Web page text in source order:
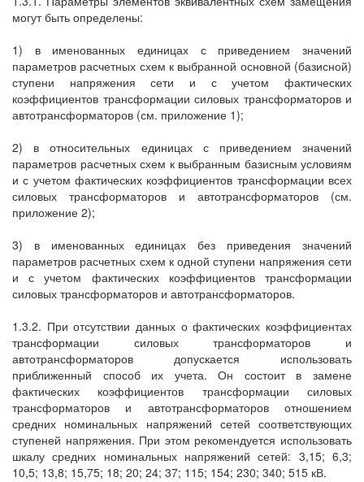
могут быть определены:
1) в именованных единицах с приведением значений
параметров расчетных схем к выбранной основной (базисной)
ступени напряжения сети и с учетом фактических
коэффициентов трансформации силовых трансформаторов и
автотрансформаторов (см. приложение 1);
2) в относительных единицах с приведением значений
параметров расчетных схем к выбранным базисным условиям
и с учетом фактических коэффициентов трансформации всех
силовых трансформаторов и автотрансформаторов (см.
приложение 2);
3) в именованных единицах без приведения значений
параметров расчетных схем к одной ступени напряжения сети
и с учетом фактических коэффициентов трансформации
силовых трансформаторов и автотрансформаторов.
1.3.2. При отсутствии данных о фактических коэффициентах
трансформации силовых трансформаторов и
автотрансформаторов допускается использовать
приближенный способ их учета. Он состоит в замене
фактических коэффициентов трансформации силовых
трансформаторов и автотрансформаторов отношением
средних номинальных напряжений сетей соответствующих
ступеней напряжения. При этом рекомендуется использовать
шкалу средних номинальных напряжений сетей: 3,15; 6,3;
10,5; 13,8; 15,75; 18; 20; 24; 37; 115; 154; 230; 340; 515 кВ.